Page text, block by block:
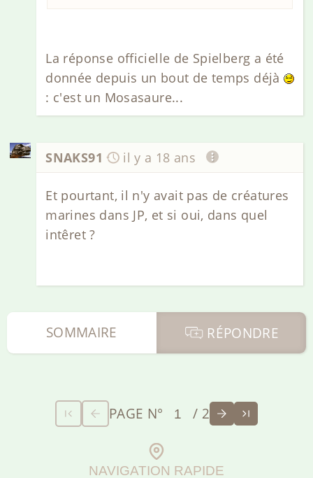
La réponse officielle de Spielberg a été
donnée depuis un bout de temps déjà
: c'est un Mosasaure...
SNAKS91 il y a 18 ans
Et pourtant, il n'y avait pas de créatures
marines dans JP, et si oui, dans quel
intêret ?
RÉPONDRE
SOMMAIRE
PAGE N° / 2
NAVIGATION RAPIDE